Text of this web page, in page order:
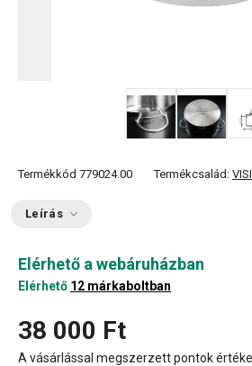
Termékkód 779024.00 Termékcsalád:
Leírás
Elérhető a webáruházban
Elérhető 12 márkaboltban
38 000 Ft
A vásárlással megszerzett pontok